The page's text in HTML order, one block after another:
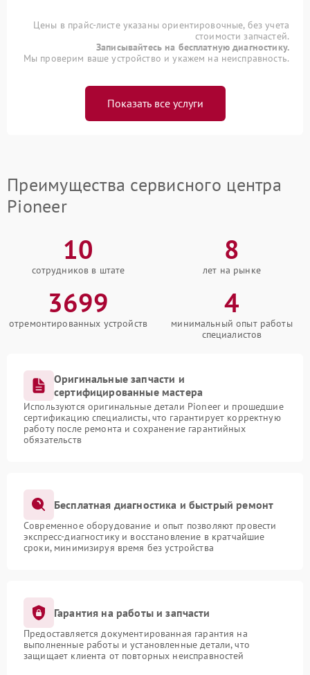
Цены в прайс-листе указаны ориентировочные, без учета
стоимости запчастей.
Записывайтесь на бесплатную диагностику.
Мы проверим ваше устройство и укажем на неисправность.
Показать все услуги
Преимущества сервисного центра
Pioneer
10
сотрудников в штате
8
лет на рынке
3699
отремонтированных устройств
4
минимальный опыт работы
специалистов
Оригинальные запчасти и
сертифицированные мастера
Используются оригинальные детали Pioneer и прошедшие
сертификацию специалисты, что гарантирует корректную
работу после ремонта и сохранение гарантийных
обязательств
Бесплатная диагностика и быстрый ремонт
Современное оборудование и опыт позволяют провести
экспресс-диагностику и восстановление в кратчайшие
сроки, минимизируя время без устройства
Гарантия на работы и запчасти
Предоставляется документированная гарантия на
выполненные работы и установленные детали, что
защищает клиента от повторных неисправностей